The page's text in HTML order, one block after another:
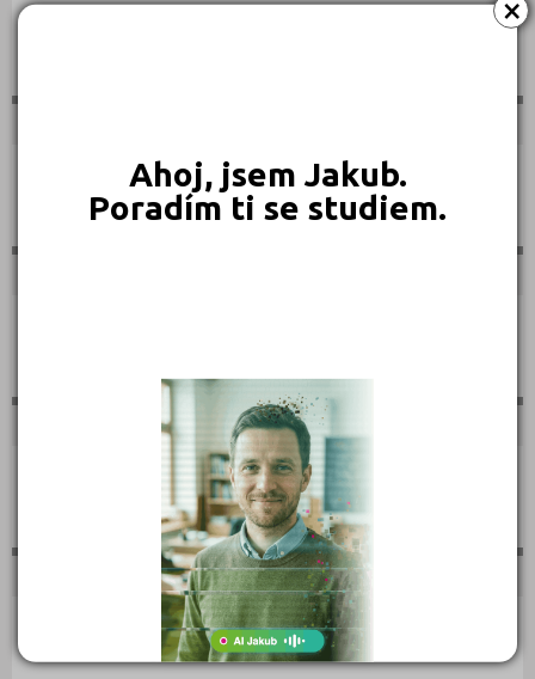
×
Ahoj, jsem Jakub.
Poradím ti se studiem.
Technické
Textilní a obuvnické
Umělecké